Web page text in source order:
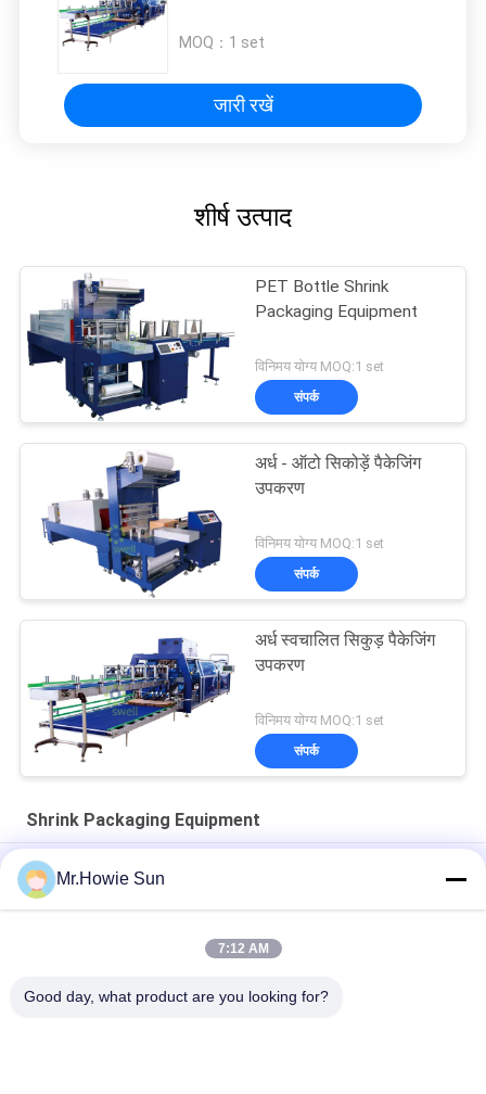
MOQ： 1 set
जारी रखें
शीर्ष उत्पाद
PET Bottle Shrink
Packaging Equipment
विनिमय योग्य MOQ:1 set
संपर्क
अर्ध - ऑटो सिकोड़ें पैकेजिंग
उपकरण
विनिमय योग्य MOQ:1 set
संपर्क
अर्ध स्वचालित सिकुड़ पैकेजिंग
उपकरण
विनिमय योग्य MOQ:1 set
संपर्क
Shrink Packaging Equipment
खाद्य पैकेजिंग पैकिंग लाइन के लिए स्वचालित सिकोड़ें फिल्म रैपिंग मशीन
बोतलों 35 पैक / न्यूनतम पूरी तरह से स्वचालित के लिए उच्च प्रदर्शन हटना रैपिंग
Mr.Howie Sun
7:12 AM
Good day, what product are you looking for?